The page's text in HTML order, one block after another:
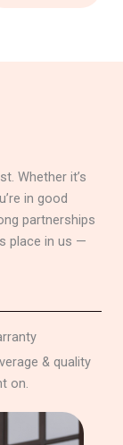
Whether it’s
in good
partnerships
place in us —
& quality
on.